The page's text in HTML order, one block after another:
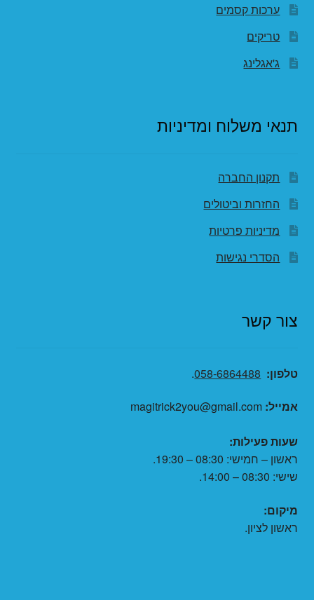
ערכות קסמים
טריקים
ג'אגלינג
תנאי משלוח ומדיניות
תקנון החברה
החזרות וביטולים
מדיניות פרטיות
הסדרי נגישות
צור קשר
טלפון: 058-6864488
.
אמייל:
שעות פעילות:
ראשון – חמישי: 08:30 – 19:30.
שישי: 08:30 – 14:00.
מיקום:
ראשון לציון.